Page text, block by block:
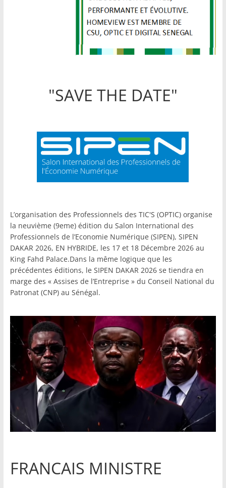
"SAVE THE DATE"
L’organisation des Professionnels des TIC'S (OPTIC) organise
la neuvième (9eme) édition du Salon International des
Professionnels de l’Economie Numérique (SIPEN), SIPEN
DAKAR 2026, EN HYBRIDE, les 17 et 18 Décembre 2026 au
King Fahd Palace.Dans la même logique que les
précédentes éditions, le SIPEN DAKAR 2026 se tiendra en
marge des « Assises de l’Entreprise » du Conseil National du
Patronat (CNP) au Sénégal.
FRANCAIS MINISTRE